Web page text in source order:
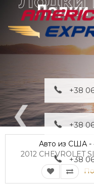
+38
+38
+38
Авто из США -
2012 CHEVROLET